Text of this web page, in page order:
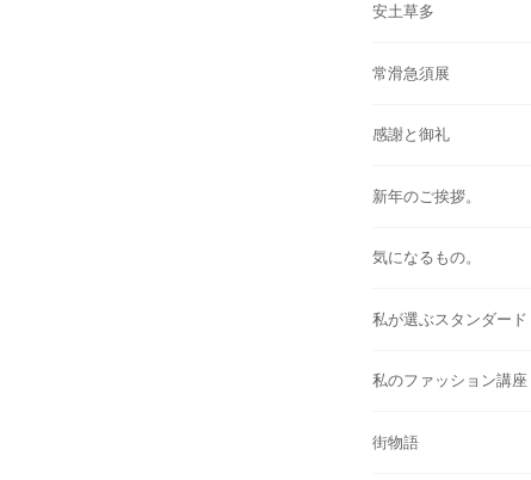
安土草多
常滑急須展
感謝と御礼
新年のご挨拶。
気になるもの。
私が選ぶスタンダード
私のファッション講座
街物語